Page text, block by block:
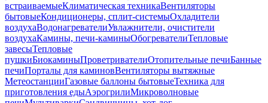
встраиваемыеКлиматическая техникаВентиляторы
бытовыеКондиционеры, сплит-системыОхладители
воздухаВодонагревателиУвлажнители, очистители
воздухаКамины, печи-каминыОбогревателиТепловые
завесыТепловые
пушкиБиокаминыПроветривателиОтопительные печиБанные
печиПорталы для каминовВентиляторы вытяжные
МетеостанцииГазовые баллоны бытовыеТехника для
приготовления едыАэрогрилиМикроволновые